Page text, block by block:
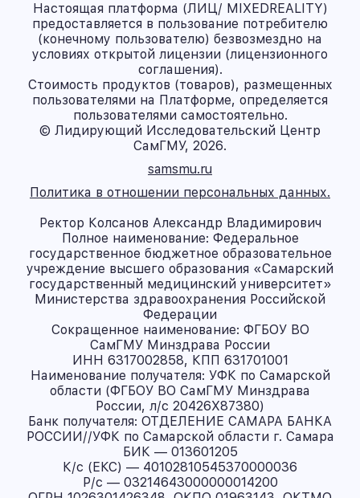
Настоящая платформа (ЛИЦ/ MIXEDREALITY)
предоставляется в пользование потребителю
(конечному пользователю) безвозмездно на
условиях открытой лицензии (лицензионного
соглашения).
Стоимость продуктов (товаров), размещенных
пользователями на Платформе, определяется
пользователями самостоятельно.
© Лидирующий Исследовательский Центр
СамГМУ, 2026.
samsmu.ru
Политика в отношении персональных данных.
Ректор Колсанов Александр Владимирович
Полное наименование: Федеральное
государственное бюджетное образовательное
учреждение высшего образования «Самарский
государственный медицинский университет»
Министерства здравоохранения Российской
Федерации
Сокращенное наименование: ФГБОУ ВО
СамГМУ Минздрава России
ИНН 6317002858, КПП 631701001
Наименование получателя: УФК по Самарской
области (ФГБОУ ВО СамГМУ Минздрава
России, л/с 20426X87380)
Банк получателя: ОТДЕЛЕНИЕ САМАРА БАНКА
РОССИИ//УФК по Самарской области г. Самара
БИК — 013601205
К/с (ЕКС) — 40102810545370000036
Р/с — 03214643000000014200